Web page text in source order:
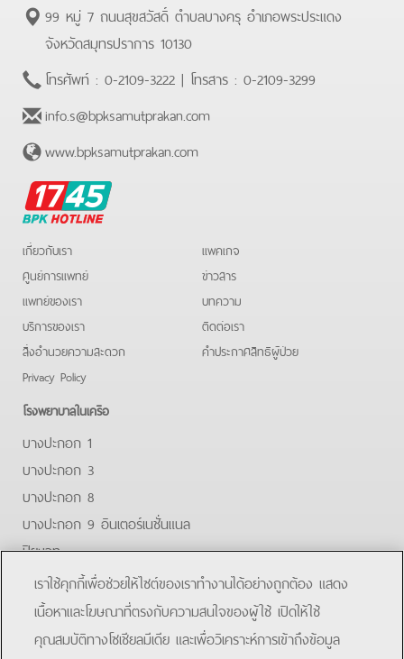
99 หมู่ 7 ถนนสุขสวัสดิ์ ตำบลบางครุ อำเภอพระประแดง
จังหวัดสมุทรปราการ 10130
โทรศัพท์ : 0-2109-3222 | โทรสาร : 0-2109-3299
info.s@bpksamutprakan.com
www.bpksamutprakan.com
BPK
Hotline
เกี่ยวกับเรา
ศูนย์การแพทย์
แพทย์ของเรา
บริการของเรา
สิ่งอำนวยความสะดวก
Privacy Policy
แพคเกจ
ข่าวสาร
บทความ
ติดต่อเรา
คําประกาศสิทธิผู้ป่วย
โรงพยาบาลในเครือ
บางปะกอก 1
บางปะกอก 3
บางปะกอก 8
บางปะกอก 9 อินเตอร์เนชั่นแนล
ปิยะเวท
บางปะกอก-รังสิต 2
บางปะกอกสมุทรปราการ
FacebookLine
เราใช้คุกกี้เพื่อช่วยให้ไซต์ของเราทำงานได้อย่างถูกต้อง แสดง
เนื้อหาและโฆษณาที่ตรงกับความสนใจของผู้ใช้ เปิดให้ใช้
คุณสมบัติทางโซเชียลมีเดีย และเพื่อวิเคราะห์การเข้าถึงข้อมูล